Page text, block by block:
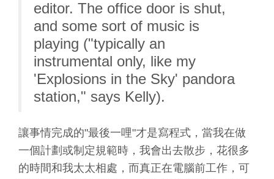
editor. The office door is shut,
and some sort of music is
playing ("typically an
instrumental only, like my
'Explosions in the Sky' pandora
station," says Kelly).
讓事情完成的"最後一哩"才是寫程式，當我在做
一個計劃或制定規範時，我會出去散步，花很多
的時間和我太太相處，而真正在電腦前工作，可